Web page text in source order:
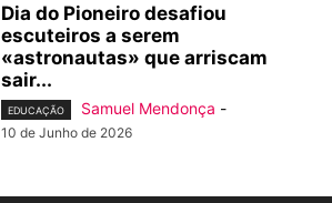
Dia do Pioneiro desafiou
escuteiros a serem
«astronautas» que arriscam
sair...
EDUCAÇÃO Samuel Mendonça -
10 de Junho de 2026